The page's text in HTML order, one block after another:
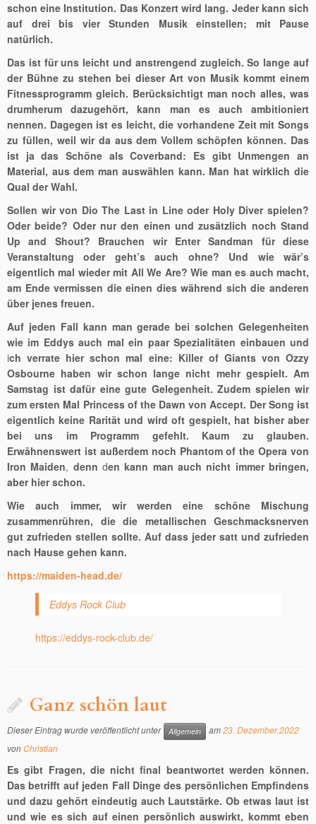
schon eine Institution. Das Konzert wird lang. Jeder kann sich
auf drei bis vier Stunden Musik einstellen; mit Pause
natürlich.
Das ist für uns leicht und anstrengend zugleich. So lange auf
der Bühne zu stehen bei dieser Art von Musik kommt einem
Fitnessprogramm gleich. Berücksichtigt man noch alles, was
drumherum dazugehört, kann man es auch ambitioniert
nennen. Dagegen ist es leicht, die vorhandene Zeit mit Songs
zu füllen, weil wir da aus dem Vollem schöpfen können. Das
ist ja das Schöne als Coverband: Es gibt Unmengen an
Material, aus dem man auswählen kann. Man hat wirklich die
Qual der Wahl.
Sollen wir von Dio The Last in Line oder Holy Diver spielen?
Oder beide? Oder nur den einen und zusätzlich noch Stand
Up and Shout? Brauchen wir Enter Sandman für diese
Veranstaltung oder geht’s auch ohne? Und wie wär’s
eigentlich mal wieder mit All We Are? Wie man es auch macht,
am Ende vermissen die einen dies während sich die anderen
über jenes freuen.
Auf jeden Fall kann man gerade bei solchen Gelegenheiten
wie im Eddys auch mal ein paar Spezialitäten einbauen und
ich verrate hier schon mal eine: Killer of Giants von Ozzy
Osbourne haben wir schon lange nicht mehr gespielt. Am
Samstag ist dafür eine gute Gelegenheit. Zudem spielen wir
zum ersten Mal Princess of the Dawn von Accept. Der Song ist
eigentlich keine Rarität und wird oft gespielt, hat bisher aber
bei uns im Programm gefehlt. Kaum zu glauben.
Erwähnenswert ist außerdem noch Phantom of the Opera von
Iron Maiden, dennden kann man auch nicht immer bringen,
aber hier schon.
Wie auch immer, wir werden eine schöne Mischung
zusammenrühren, die die metallischen Geschmacksnerven
gut zufrieden stellen sollte. Auf dass jeder satt und zufrieden
nach Hause gehen kann.
https://maiden-head.de/
Eddys Rock Club
https://eddys-rock-club.de/
Ganz schön laut
Dieser Eintrag wurde veröffentlicht unter Allgemein am23. Dezember 2022
vonChristian
Es gibt Fragen, die nicht final beantwortet werden können.
Das betrifft auf jeden Fall Dinge des persönlichen Empfindens
und dazu gehört eindeutig auch Lautstärke. Ob etwas laut ist
und wie es sich auf einen persönlich auswirkt, kommt eben